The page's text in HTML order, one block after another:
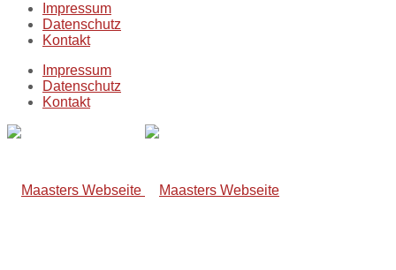
Impressum
Datenschutz
Kontakt
Impressum
Datenschutz
Kontakt